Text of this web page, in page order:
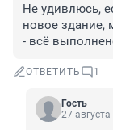
Не удивлюсь,
новое здание,
- всё
ОТВЕТИТЬ 1
Гость
27